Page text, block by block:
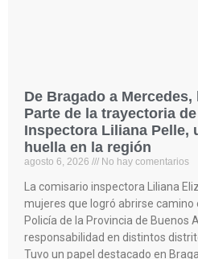
De Bragado a
Parte de la trayectoria
Inspectora Liliana Pelle,
huella en la región
agosto 6, 2026 No hay comentarios
La comisario inspectora Liliana
mujeres que logró abrirse camino
Policía de la Provincia de Buenos
responsabilidad en distintos
Tuvo un papel destacado en